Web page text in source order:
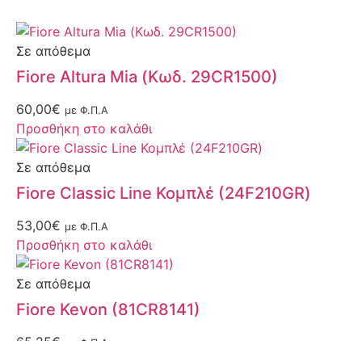
Σε απόθεμα
Fiore Altura Mia (Κωδ. 29CR1500)
60,00€ με Φ.Π.Α
Προσθήκη στο καλάθι
Σε απόθεμα
Fiore Classic Line Κομπλέ (24F210GR)
53,00€ με Φ.Π.Α
Προσθήκη στο καλάθι
Σε απόθεμα
Fiore Kevon (81CR8141)